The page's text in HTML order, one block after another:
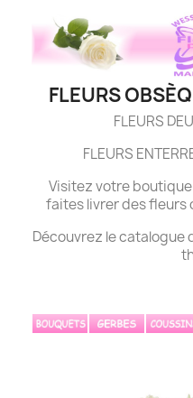
FLEURS
FLEURS
FLEURS
Visitez votre
faites livrer des fleurs
Découvrez le catalogue